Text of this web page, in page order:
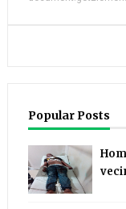
Popular Posts